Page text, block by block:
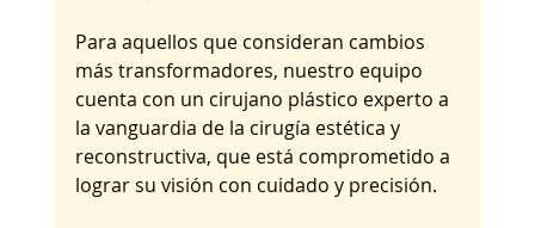
Para aquellos que consideran cambios
más transformadores, nuestro equipo
cuenta con un cirujano plástico experto a
la vanguardia de la cirugía estética y
reconstructiva, que está comprometido a
lograr su visión con cuidado y precisión.